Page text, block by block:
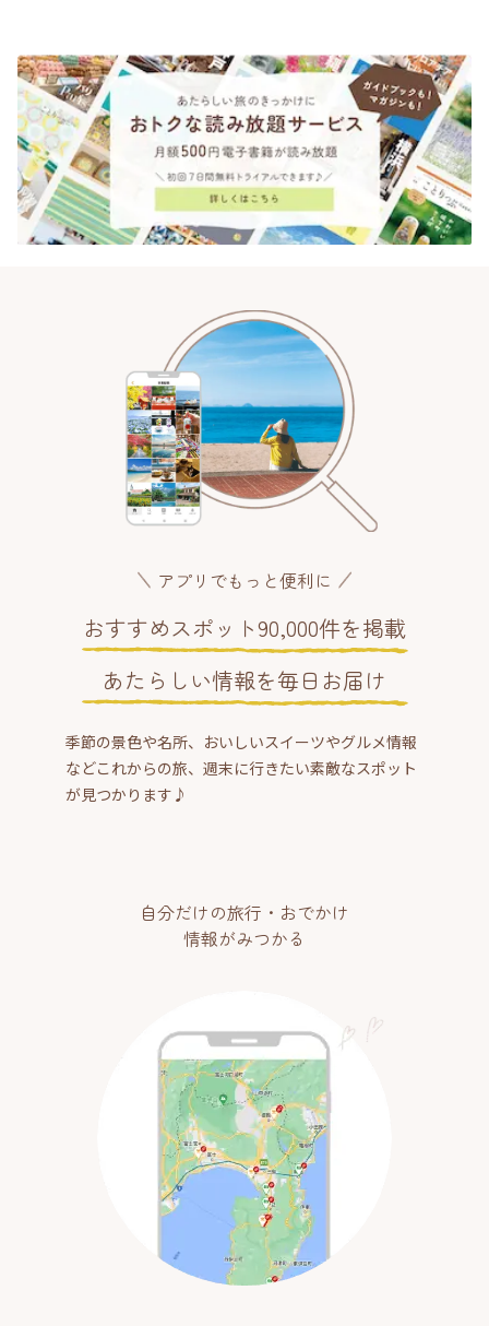
アプリでもっと便利に
おすすめスポット90,000件を掲載
あたらしい情報を毎日お届け
季節の景色や名所、おいしいスイーツやグルメ情報
などこれからの旅、週末に行きたい素敵なスポット
が見つかります♪
自分だけの旅行・おでかけ
情報がみつかる